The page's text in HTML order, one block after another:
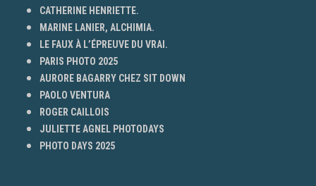
CATHERINE HENRIETTE.
MARINE LANIER, ALCHIMIA.
LE FAUX À L’ÉPREUVE DU VRAI.
PARIS PHOTO 2025
AURORE BAGARRY CHEZ SIT DOWN
PAOLO VENTURA
ROGER CAILLOIS
JULIETTE AGNEL PHOTODAYS
PHOTO DAYS 2025